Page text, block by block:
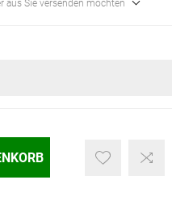
aus Sie versenden möchten